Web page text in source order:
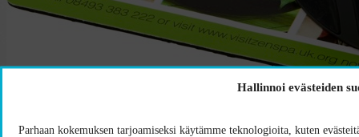
Hallinnoi evästeiden
Parhaan kokemuksen tarjoamiseksi käytämme teknologioita, kuten